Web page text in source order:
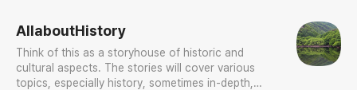
AllaboutHistory
Think of this as a storyhouse of historic and
cultural aspects. The stories will cover various
topics, especially history, sometimes in-depth,